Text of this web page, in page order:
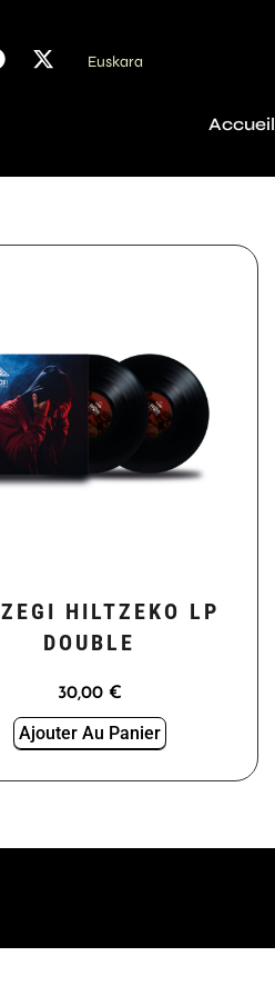
Euskara
Accueil
HILTZEKO LP
DOUBLE
30,00 €
Ajouter Au Panier